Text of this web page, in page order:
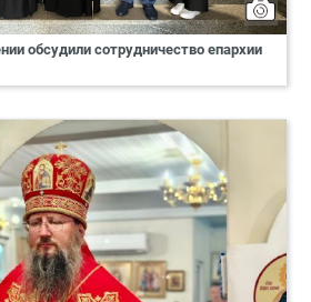
обсудили сотрудничество епархии